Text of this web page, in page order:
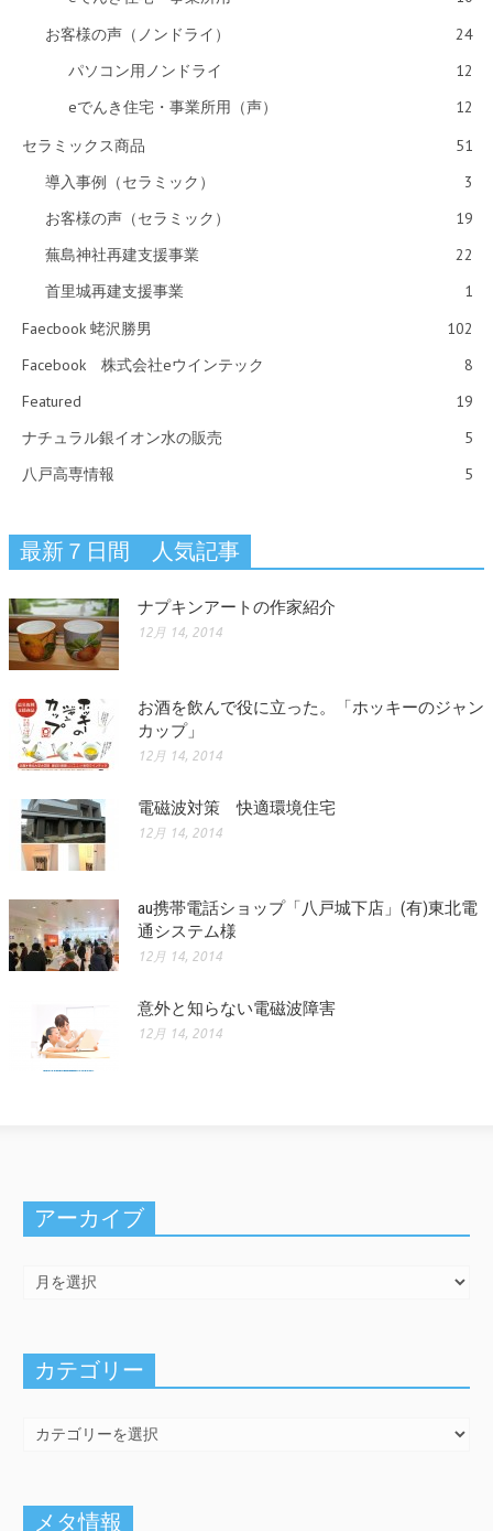
お客様の声（ノンドライ）
24
パソコン用ノンドライ
12
eでんき住宅・事業所用（声）
12
セラミックス商品
51
導入事例（セラミック）
3
お客様の声（セラミック）
19
蕪島神社再建支援事業
22
首里城再建支援事業
1
Faecbook 蛯沢勝男
102
Facebook 株式会社eウインテック
8
Featured
19
ナチュラル銀イオン水の販売
5
八戸高専情報
5
最新７日間 人気記事
ナプキンアートの作家紹介
12月 14, 2014
お酒を飲んで役に立った。「ホッキーのジャン
カップ」
12月 14, 2014
電磁波対策 快適環境住宅
12月 14, 2014
au携帯電話ショップ「八戸城下店」(有)東北電
通システム様
12月 14, 2014
意外と知らない電磁波障害
12月 14, 2014
アーカイブ
カテゴリー
メタ情報